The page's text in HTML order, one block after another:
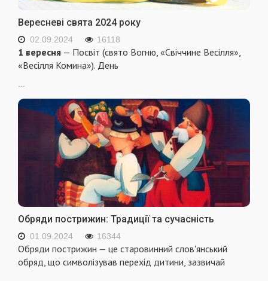
Вересневі свята 2024 року
02.09.2024 16118
1 вересня — Посвіт (свято Вогню, «Свіччине Весілля»,
«Весілля Комина»). День
...
Обряди пострижин: Традиції та сучасність
01.09.2024 16344
Обряди пострижин — це старовинний слов'янський
обряд, що символізував перехід дитини, зазвичай